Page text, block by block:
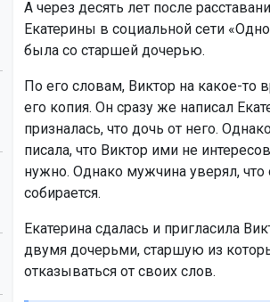
А через десять лет после
Екатерины в социальной сети
была со старшей дочерью.
По его словам, Виктор на какое-то
его копия. Он сразу же написал
призналась, что дочь от него.
писала, что Виктор ими не
нужно. Однако мужчина уверял, что
собирается.
Екатерина сдалась и пригласила
двумя дочерьми, старшую из
отказываться от своих слов.